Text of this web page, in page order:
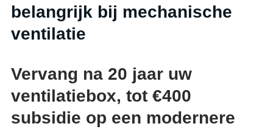
belangrijk bij mechanische
ventilatie
Vervang na 20 jaar uw
ventilatiebox, tot €400
subsidie op een modernere